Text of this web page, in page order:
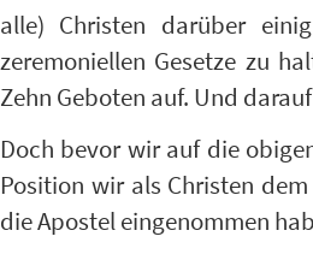
alle) Christen darüber
zeremoniellen Gesetze zu
Zehn Geboten auf. Und
Doch bevor wir auf die
Position wir als Christen
die Apostel eingenommen